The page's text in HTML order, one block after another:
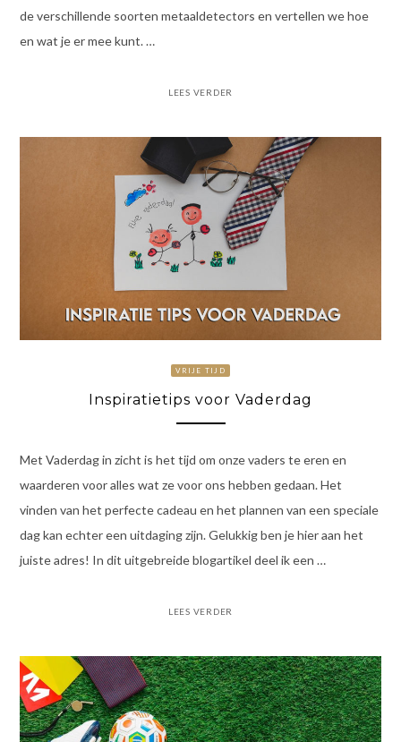
de verschillende soorten metaaldetectors en vertellen we hoe
en wat je er mee kunt. …
LEES VERDER
VRIJE TIJD
Inspiratietips voor Vaderdag
Met Vaderdag in zicht is het tijd om onze vaders te eren en
waarderen voor alles wat ze voor ons hebben gedaan. Het
vinden van het perfecte cadeau en het plannen van een speciale
dag kan echter een uitdaging zijn. Gelukkig ben je hier aan het
juiste adres! In dit uitgebreide blogartikel deel ik een …
LEES VERDER